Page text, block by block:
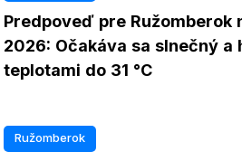
Predpoveď pre Ružomberok
2026: Očakáva sa slnečný a
teplotami do 31 °C
Ružomberok